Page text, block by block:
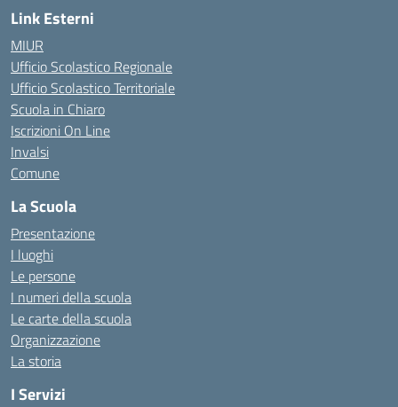
Link Esterni
MIUR
Ufficio Scolastico Regionale
Ufficio Scolastico Territoriale
Scuola in Chiaro
Iscrizioni On Line
Invalsi
Comune
La Scuola
Presentazione
I luoghi
Le persone
I numeri della scuola
Le carte della scuola
Organizzazione
La storia
I Servizi